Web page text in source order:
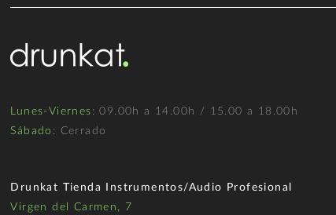
Lunes-Viernes : 09.00h a 14.00h / 15.00 a 18.00h
Sábado : Cerrado
Drunkat Tienda Instrumentos/Audio Profesional
Virgen del Carmen, 7